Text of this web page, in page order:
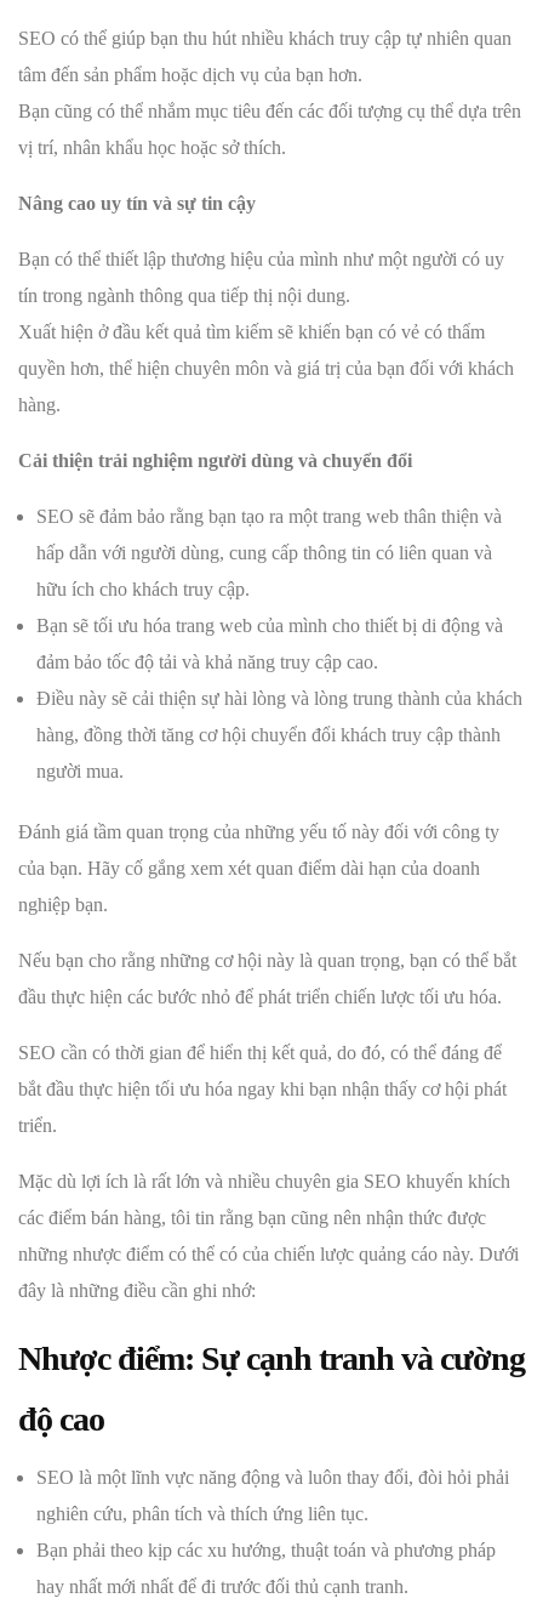
SEO có thể giúp bạn thu hút nhiều khách truy cập tự nhiên quan
tâm đến sản phẩm hoặc dịch vụ của bạn hơn.
Bạn cũng có thể nhắm mục tiêu đến các đối tượng cụ thể dựa trên
vị trí, nhân khẩu học hoặc sở thích.
Nâng cao uy tín và sự tin cậy
Bạn có thể thiết lập thương hiệu của mình như một người có uy
tín trong ngành thông qua tiếp thị nội dung.
Xuất hiện ở đầu kết quả tìm kiếm sẽ khiến bạn có vẻ có thẩm
quyền hơn, thể hiện chuyên môn và giá trị của bạn đối với khách
hàng.
Cải thiện trải nghiệm người dùng và chuyển đổi
SEO sẽ đảm bảo rằng bạn tạo ra một trang web thân thiện và
hấp dẫn với người dùng, cung cấp thông tin có liên quan và
hữu ích cho khách truy cập.
Bạn sẽ tối ưu hóa trang web của mình cho thiết bị di động và
đảm bảo tốc độ tải và khả năng truy cập cao.
Điều này sẽ cải thiện sự hài lòng và lòng trung thành của khách
hàng, đồng thời tăng cơ hội chuyển đổi khách truy cập thành
người mua.
Đánh giá tầm quan trọng của những yếu tố này đối với công ty
của bạn. Hãy cố gắng xem xét quan điểm dài hạn của doanh
nghiệp bạn.
Nếu bạn cho rằng những cơ hội này là quan trọng, bạn có thể bắt
đầu thực hiện các bước nhỏ để phát triển chiến lược tối ưu hóa.
SEO cần có thời gian để hiển thị kết quả, do đó, có thể đáng để
bắt đầu thực hiện tối ưu hóa ngay khi bạn nhận thấy cơ hội phát
triển.
Mặc dù lợi ích là rất lớn và nhiều chuyên gia SEO khuyến khích
các điểm bán hàng, tôi tin rằng bạn cũng nên nhận thức được
những nhược điểm có thể có của chiến lược quảng cáo này. Dưới
đây là những điều cần ghi nhớ:
Nhược điểm: Sự cạnh tranh và cường
độ cao
SEO là một lĩnh vực năng động và luôn thay đổi, đòi hỏi phải
nghiên cứu, phân tích và thích ứng liên tục.
Bạn phải theo kịp các xu hướng, thuật toán và phương pháp
hay nhất mới nhất để đi trước đối thủ cạnh tranh.